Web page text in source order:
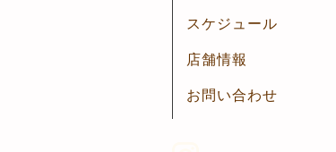
スケジュール
店舗情報
お問い合わせ